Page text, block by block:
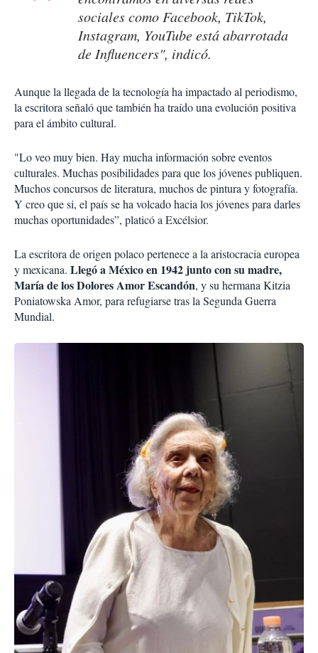
sociales como Facebook, TikTok,
Instagram, YouTube está abarrotada
de Influencers", indicó.
Aunque la llegada de la tecnología ha impactado al periodismo,
la escritora señaló que también ha traído una evolución positiva
para el ámbito cultural.
"Lo veo muy bien. Hay mucha información sobre eventos
culturales. Muchas posibilidades para que los jóvenes publiquen.
Muchos concursos de literatura, muchos de pintura y fotografía.
Y creo que si, el país se ha volcado hacia los jóvenes para darles
muchas oportunidades”, platicó a Excélsior.
La escritora de origen polaco pertenece a la aristocracia europea
y mexicana. Llegó a México en 1942 junto con su madre,
María de los Dolores Amor Escandón, y su hermana Kitzia
Poniatowska Amor, para refugiarse tras la Segunda Guerra
Mundial.